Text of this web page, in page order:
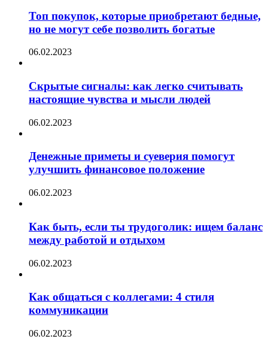
Топ покупок, которые приобретают бедные,
но не могут себе позволить богатые
06.02.2023
Скрытые сигналы: как легко считывать
настоящие чувства и мысли людей
06.02.2023
Денежные приметы и суеверия помогут
улучшить финансовое положение
06.02.2023
Как быть, если ты трудоголик: ищем баланс
между работой и отдыхом
06.02.2023
Как общаться с коллегами: 4 стиля
коммуникации
06.02.2023